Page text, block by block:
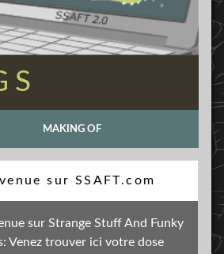
MAKING OF
sur SSAFT.com
sur Strange Stuff And Funky
Venez trouver ici votre dose
mon activité